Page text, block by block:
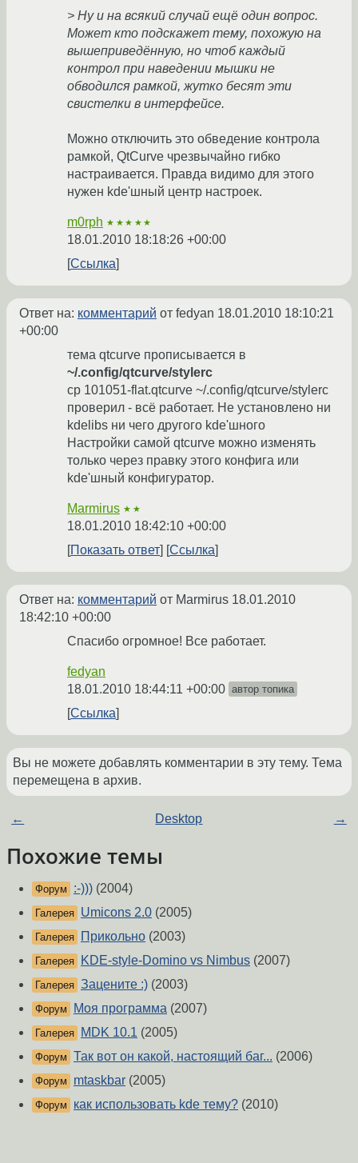
> Ну и на всякий случай ещё один вопрос.
Может кто подскажет тему, похожую на
вышеприведённую, но чтоб каждый
контрол при наведении мышки не
обводился рамкой, жутко бесят эти
свистелки в интерфейсе.
Можно отключить это обведение контрола
рамкой, QtCurve чрезвычайно гибко
настраивается. Правда видимо для этого
нужен kde'шный центр настроек.
m0rph ★★★★★
18.01.2010 18:18:26 +00:00
Ссылка
Ответ на: комментарий от fedyan 18.01.2010 18:10:21
+00:00
тема qtcurve прописывается в
~/.config/qtcurve/stylerc
cp 101051-flat.qtcurve ~/.config/qtcurve/stylerc
проверил - всё работает. Не установлено ни
kdelibs ни чего другого kde'шного
Настройки самой qtcurve можно изменять
только через правку этого конфига или
kde'шный конфигуратор.
Marmirus ★★
18.01.2010 18:42:10 +00:00
Показать ответ
Ссылка
Ответ на: комментарий от Marmirus 18.01.2010
18:42:10 +00:00
Спасибо огромное! Все работает.
fedyan
18.01.2010 18:44:11 +00:00 автор топика
Ссылка
Вы не можете добавлять комментарии в эту тему. Тема
перемещена в архив.
← Desktop →
Похожие темы
Форум :-))) (2004)
Галерея Umicons 2.0 (2005)
Галерея Прикольно (2003)
Галерея KDE-style-Domino vs Nimbus (2007)
Галерея Зацените :) (2003)
Форум Моя программа (2007)
Галерея MDK 10.1 (2005)
Форум Так вот он какой, настоящий баг... (2006)
Форум mtaskbar (2005)
Форум как использовать kde тему? (2010)